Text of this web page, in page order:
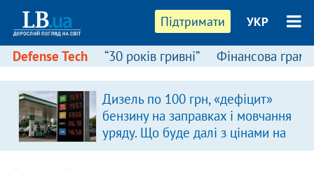
Підтримати УКР
Defense Tech “30 років гривні” Фінансова
Дизель по 100 грн, «дефіцит»
бензину на заправках і мовчання
уряду. Що буде далі з цінами на
пальне?